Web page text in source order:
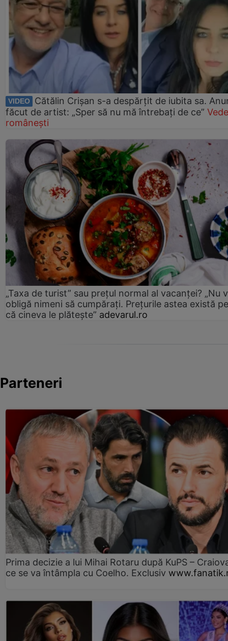
VIDEO
Cătălin Crișan s-a despărțit de iubita sa.
făcut de artist: „Sper să nu mă întrebați de ce”
românești
„Taxa de turist” sau prețul normal al vacanței? „Nu
obligă nimeni să cumpărați. Prețurile astea există
că cineva le plătește” adevarul.ro
Parteneri
Prima decizie a lui Mihai Rotaru după KuPS –
ce se va întâmpla cu Coelho. Exclusiv